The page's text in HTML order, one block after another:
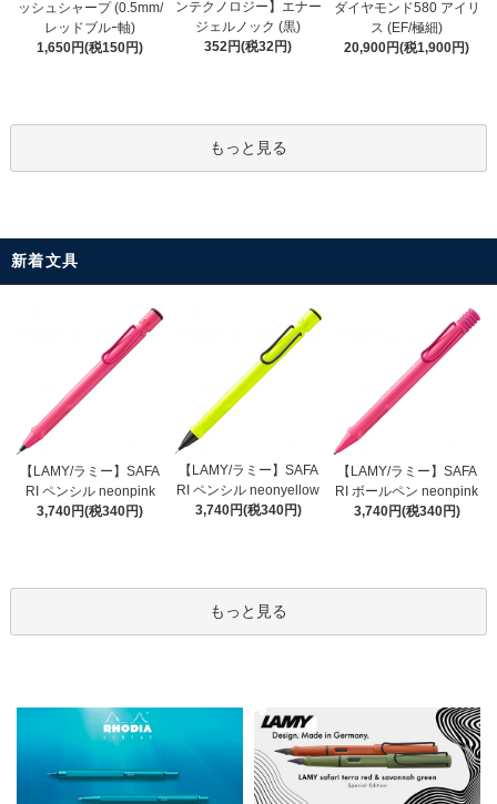
ッシュシャープ (0.5mm/
レッドブルｰ軸)
1,650円(税150円)
ンテクノロジー】エナー
ジェルノック (黒)
352円(税32円)
ダイヤモンド580 アイリ
ス (EF/極細)
20,900円(税1,900円)
もっと見る
新着文具
【LAMY/ラミー】SAFA
RI ペンシル neonpink
3,740円(税340円)
【LAMY/ラミー】SAFA
RI ペンシル neonyellow
3,740円(税340円)
【LAMY/ラミー】SAFA
RI ボールペン neonpink
3,740円(税340円)
もっと見る